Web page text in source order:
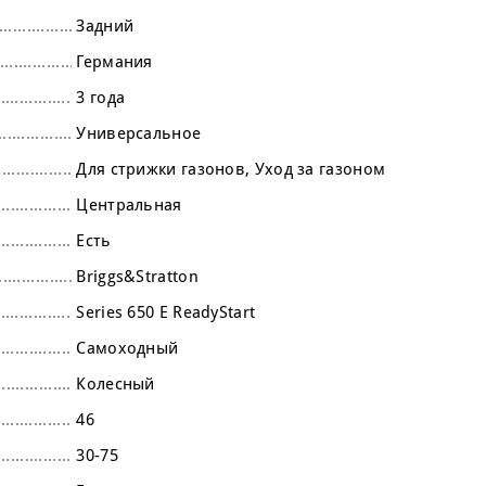
Задний
Германия
3 года
Универсальное
Для стрижки газонов Уход за газоном
Центральная
Есть
Briggs&Stratton
Series 650 E ReadyStart
Самоходный
Колесный
46
30-75